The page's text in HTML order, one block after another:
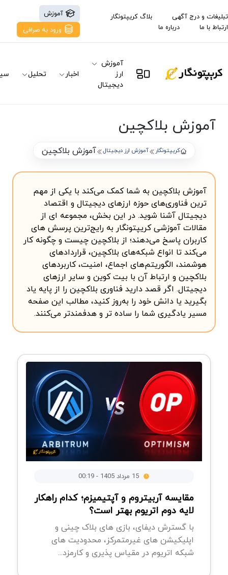
تبلیغات و درج آگهی
بلاگ کریپتونگار
ارتباط با ما
درباره ما
آموزش
ورود به صرافی
آموزش
ارز
دیجیتال
اخبار تحلیل
آموزش بلاکچین
کریپتونگار آموزش ارز دیجیتال آموزش بلاکچین
آموزش بلاکچین به شما کمک می‌کند با یکی از مهم
ترین فناوری‌های حوزه ارزهای دیجیتال و اقتصاد
دیجیتال آشنا شوید. در این بخش، مجموعه ای از
مقالات آموزشی کریپتونگار به رایج‌ترین پرسش های
کاربران پاسخ می‌دهند؛ از بلاکچین چیست و چگونه کار
می‌کند تا انواع شبکه‌های بلاکچین، قراردادهای
هوشمند، الگوریتم‌های اجماع، امنیت، کاربردهای
بلاکچین و ارتباط آن با بیت کوین و سایر ارزهای
دیجیتال. اگر قصد دارید فناوری بلاکچین را از پایه یاد
بگیرید یا دانش خود را به‌روز کنید، مطالب این صفحه
مسیر یادگیری شما را ساده تر و هدفمندتر می‌کنند.
مقایسه آربیتروم و آپتیمیزم؛ کدام راهکار
لایه دوم اتریوم بهتر است؟
با گسترش دیفای، بازی های بلاک چینی و
اپلیکیشن های غیرمتمرکز، محدودیت های
شبکه اتریوم در مقیاس پذیری و کارمزد...